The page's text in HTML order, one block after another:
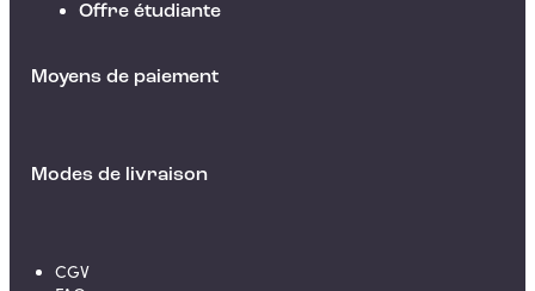
Offre étudiante
Moyens de paiement
Modes de livraison
CGV